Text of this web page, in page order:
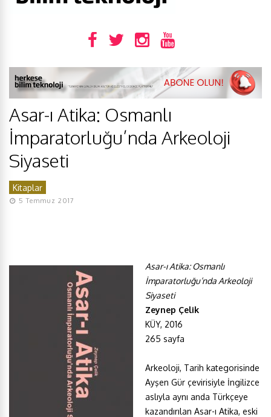
Asar-ı Atika: Osmanlı
İmparatorluğu’nda Arkeoloji
Siyaseti
Kitaplar
5 Temmuz 2017
Asar-ı Atika: Osmanlı
İmparatorluğu’nda Arkeoloji
Siyaseti
Zeynep Çelik
KÜY, 2016
265 sayfa
Arkeoloji, Tarih kategorisinde
Ayşen Gür çevirisiyle İngilizce
aslıyla aynı anda Türkçeye
kazandırılan Asar-ı Atika, eski